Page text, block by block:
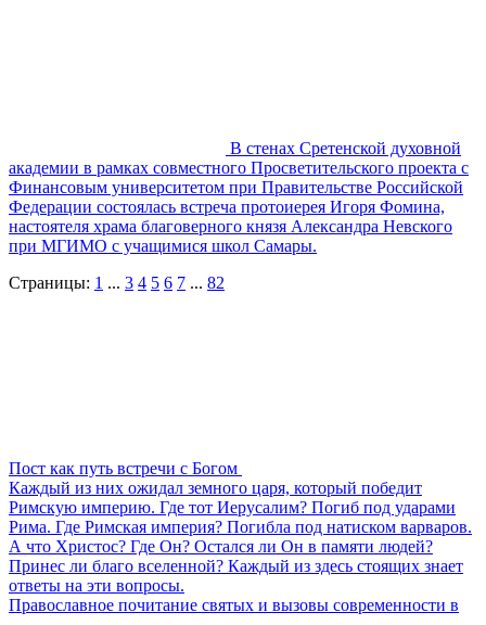
В стенах Сретенской духовной
академии в рамках совместного Просветительского проекта с
Финансовым университетом при Правительстве Российской
Федерации состоялась встреча протоиерея Игоря Фомина,
настоятеля храма благоверного князя Александра Невского
при МГИМО с учащимися школ Самары.
Страницы: 1 ... 3 4 5 6 7 ... 82
Пост как путь встречи с Богом
Каждый из них ожидал земного царя, который победит
Римскую империю. Где тот Иерусалим? Погиб под ударами
Рима. Где Римская империя? Погибла под натиском варваров.
А что Христос? Где Он? Остался ли Он в памяти людей?
Принес ли благо вселенной? Каждый из здесь стоящих знает
ответы на эти вопросы.
Православное почитание святых и вызовы современности в